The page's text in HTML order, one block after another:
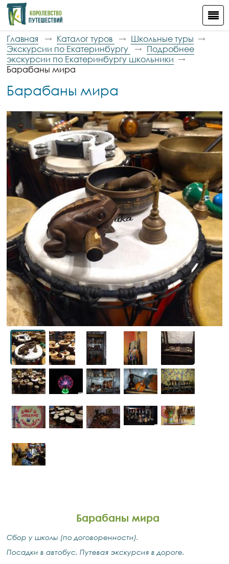
Главная Каталог туров
Школьные туры
Экскурсии по Екатеринбургу
Подробнее
экскурсии по Екатеринбургу школьники
Барабаны мира
Барабаны мира
Барабаны мира
Сбор у школы (по договоренности).
Посадки в автобус. Путевая экскурсия в дороге.